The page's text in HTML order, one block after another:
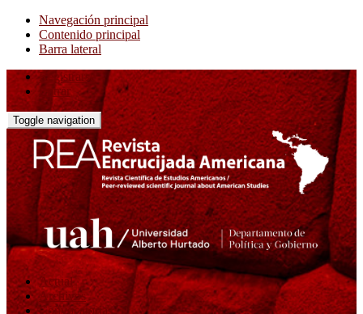
Navegación principal
Contenido principal
Barra lateral
Registrarse
Entrar
Toggle navigation
Actual
Archivos
Convocatorias